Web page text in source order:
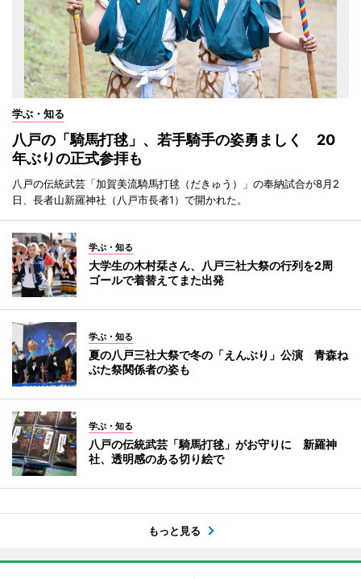
学ぶ・知る
八戸の「騎馬打毬」、若手騎手の姿勇ましく 20
年ぶりの正式参拝も
八戸の伝統武芸「加賀美流騎馬打毬（だきゅう）」の奉納試合が8月2
日、長者山新羅神社（八戸市長者1）で開かれた。
学ぶ・知る
大学生の木村栞さん、八戸三社大祭の行列を2周
ゴールで着替えてまた出発
学ぶ・知る
夏の八戸三社大祭で冬の「えんぶり」公演 青森ね
ぶた祭関係者の姿も
学ぶ・知る
八戸の伝統武芸「騎馬打毬」がお守りに 新羅神
社、透明感のある切り絵で
もっと見る